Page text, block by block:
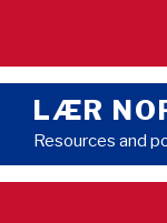
content
LÆR
Resources and